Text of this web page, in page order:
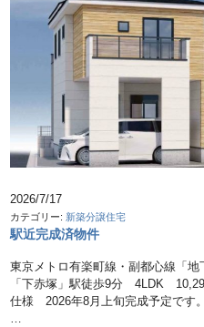
2026/7/17
カテゴリー:新築分譲住宅
駅近完成済物件
東京メトロ有楽町線・副都心線「
「下赤塚」駅徒歩9分 4LDK
仕様 2026年8月上旬完成予定で
…